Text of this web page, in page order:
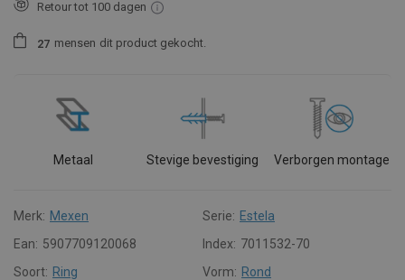
Retour tot 100 dagen
27 mensen dit product gekocht.
Metaal Stevige bevestiging Verborgen montage
Merk: Mexen Serie: Estela
Ean: 5907709120068 Index: 7011532-70
Soort: Ring Vorm: Rond